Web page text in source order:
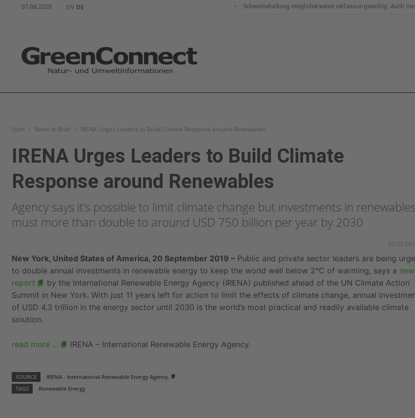
07.08.2026 EN DE
Schweinehaltung möglicherweise verfassungswidrig: Auch
Start News In Brief IRENA Urges Leaders to Build Climate Response around Renewables
IRENA Urges Leaders to Build Climate
Response around Renewables
Agency says it’s possible to limit climate change but investments in renewables
must more than double to around USD 750 billion per year by 2030
New York, United States of America, 20 September 2019 – Public and private sector leaders are being
to double annual investments in renewable energy to keep the world well below 2°C of warming, says a new
report
by the International Renewable Energy Agency (IRENA) published ahead of the UN Climate Action
Summit in New York. With just 11 years left for action to limit the effects of climate change, annual
of USD 4.3 trillion in the energy sector until 2030 is the world’s most practical and readily available climate
solution.
read more … IRENA – International Renewable Energy Agency.
SOURCE
IRENA - International Renewable Energy Agency.
TAGS
Renewable Energy